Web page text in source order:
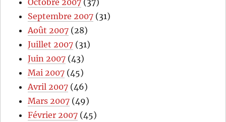
Octobre 2007 (37)
Septembre 2007 (31)
Août 2007 (28)
Juillet 2007 (31)
Juin 2007 (43)
Mai 2007 (45)
Avril 2007 (46)
Mars 2007 (49)
Février 2007 (45)